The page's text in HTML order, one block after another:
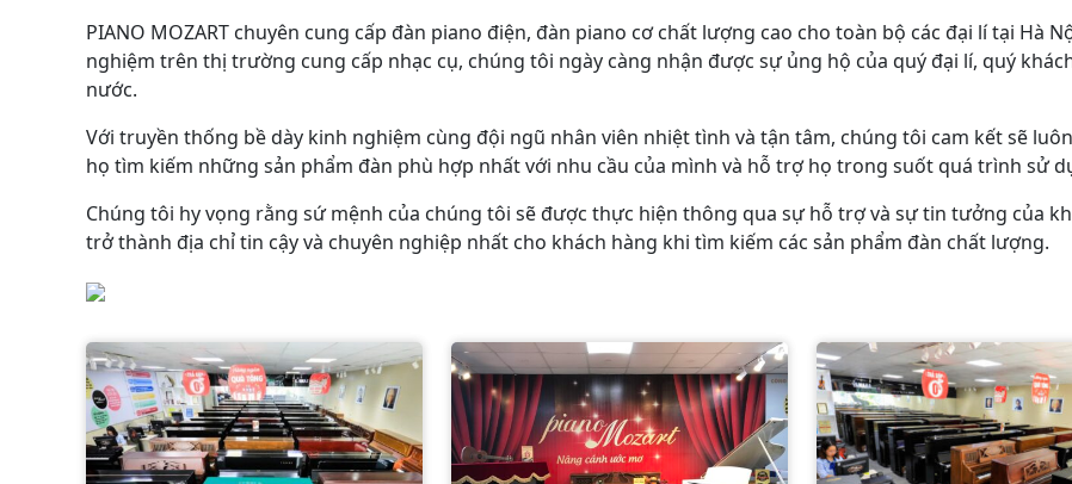
PIANO MOZART chuyên cung cấp đàn piano điện, đàn piano cơ chất lượng cao cho toàn bộ các đại lí tại Hà
nghiệm trên thị trường cung cấp nhạc cụ, chúng tôi ngày càng nhận được sự ủng hộ của quý đại lí, quý
nước.
Với truyền thống bề dày kinh nghiệm cùng đội ngũ nhân viên nhiệt tình và tận tâm, chúng tôi cam kết sẽ
họ tìm kiếm những sản phẩm đàn phù hợp nhất với nhu cầu của mình và hỗ trợ họ trong suốt quá trình sử
Chúng tôi hy vọng rằng sứ mệnh của chúng tôi sẽ được thực hiện thông qua sự hỗ trợ và sự tin tưởng của
trở thành địa chỉ tin cậy và chuyên nghiệp nhất cho khách hàng khi tìm kiếm các sản phẩm đàn chất lượng.